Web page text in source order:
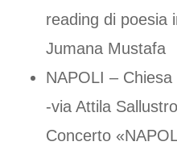
reading di poesia
Jumana Mustafa
NAPOLI –
-via Attila
Concerto